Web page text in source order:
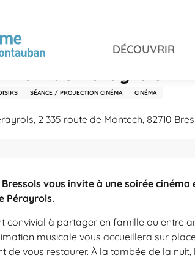
DÉCOUVRIR
à 19:00
air de Pérayrols
SÉANCE / PROJECTION CINÉMA CINÉMA
2 335 route de Montech, 82710
Bressols vous invite à une soirée
Pérayrols.
convivial à partager en famille ou entre
musicale vous accueillera sur
de vous restaurer. À la tombée de la